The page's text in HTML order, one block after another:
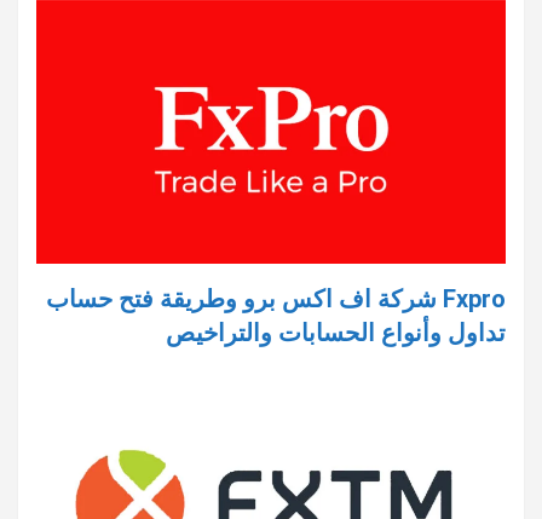
Fxpro شركة اف اكس برو وطريقة فتح حساب
تداول وأنواع الحسابات والتراخيص